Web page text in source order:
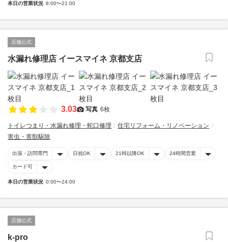
本日の営業状況 8:00〜21:00
店舗公式
水漏れ修理店 イースマイネ 京都支店
3.03 写真 6枚
トイレつまり・水漏れ修理・蛇口修理
住宅リフォーム・リノベーション
害虫・害獣駆除
出張・訪問専門 日祝OK 21時以降OK 24時間営業
カード可
本日の営業状況 0:00〜24:00
店舗公式
k-pro